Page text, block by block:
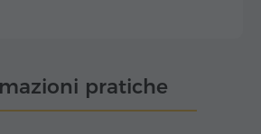
pratiche